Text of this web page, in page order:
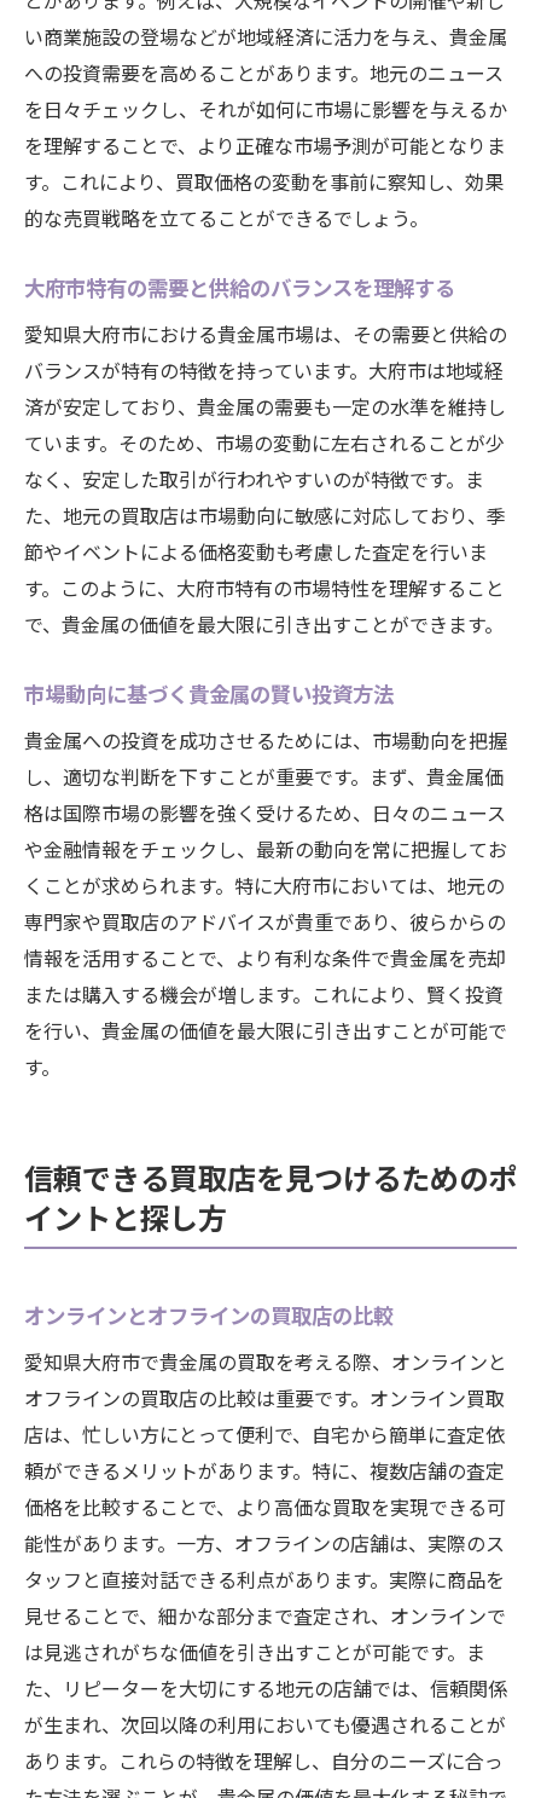
い商業施設の登場などが地域経済に活力を与え、貴金属
への投資需要を高めることがあります。地元のニュース
を日々チェックし、それが如何に市場に影響を与えるか
を理解することで、より正確な市場予測が可能となりま
す。これにより、買取価格の変動を事前に察知し、効果
的な売買戦略を立てることができるでしょう。
大府市特有の需要と供給のバランスを理解する
愛知県大府市における貴金属市場は、その需要と供給の
バランスが特有の特徴を持っています。大府市は地域経
済が安定しており、貴金属の需要も一定の水準を維持し
ています。そのため、市場の変動に左右されることが少
なく、安定した取引が行われやすいのが特徴です。ま
た、地元の買取店は市場動向に敏感に対応しており、季
節やイベントによる価格変動も考慮した査定を行いま
す。このように、大府市特有の市場特性を理解すること
で、貴金属の価値を最大限に引き出すことができます。
市場動向に基づく貴金属の賢い投資方法
貴金属への投資を成功させるためには、市場動向を把握
し、適切な判断を下すことが重要です。まず、貴金属価
格は国際市場の影響を強く受けるため、日々のニュース
や金融情報をチェックし、最新の動向を常に把握してお
くことが求められます。特に大府市においては、地元の
専門家や買取店のアドバイスが貴重であり、彼らからの
情報を活用することで、より有利な条件で貴金属を売却
または購入する機会が増します。これにより、賢く投資
を行い、貴金属の価値を最大限に引き出すことが可能で
す。
信頼できる買取店を見つけるためのポ
イントと探し方
オンラインとオフラインの買取店の比較
愛知県大府市で貴金属の買取を考える際、オンラインと
オフラインの買取店の比較は重要です。オンライン買取
店は、忙しい方にとって便利で、自宅から簡単に査定依
頼ができるメリットがあります。特に、複数店舗の査定
価格を比較することで、より高価な買取を実現できる可
能性があります。一方、オフラインの店舗は、実際のス
タッフと直接対話できる利点があります。実際に商品を
見せることで、細かな部分まで査定され、オンラインで
は見逃されがちな価値を引き出すことが可能です。ま
た、リピーターを大切にする地元の店舗では、信頼関係
が生まれ、次回以降の利用においても優遇されることが
あります。これらの特徴を理解し、自分のニーズに合っ